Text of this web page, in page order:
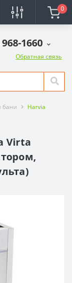
0
1660
Обратная связь
бани Harvia
Virta